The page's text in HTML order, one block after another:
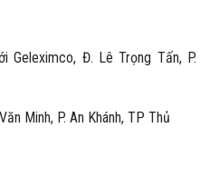
Geleximco, Đ. Lê Trọng Tấn, P.
Minh, P. An Khánh, TP Thủ